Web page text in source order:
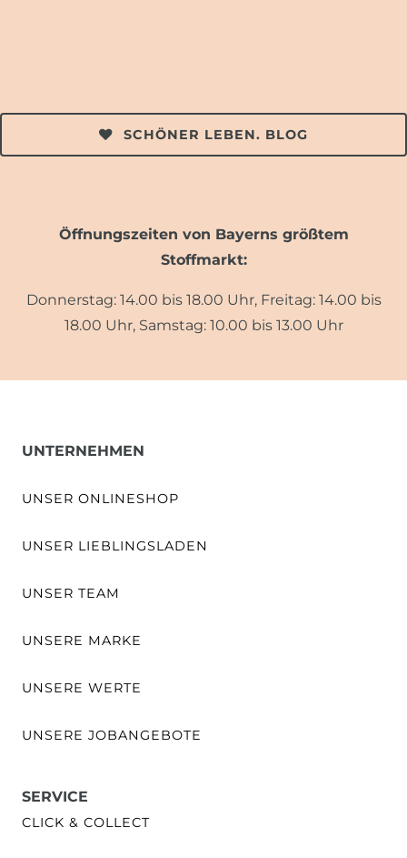
SCHÖNER LEBEN. BLOG
Öffnungszeiten von Bayerns größtem
Stoffmarkt:
Donnerstag: 14.00 bis 18.00 Uhr, Freitag: 14.00 bis
18.00 Uhr, Samstag: 10.00 bis 13.00 Uhr
UNTERNEHMEN
UNSER ONLINESHOP
UNSER LIEBLINGSLADEN
UNSER TEAM
UNSERE MARKE
UNSERE WERTE
UNSERE JOBANGEBOTE
SERVICE
CLICK & COLLECT